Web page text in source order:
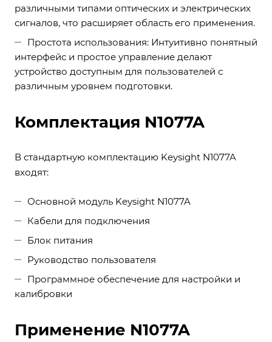
различными типами оптических и электрических
сигналов, что расширяет область его применения.
Простота использования: Интуитивно понятный
интерфейс и простое управление делают
устройство доступным для пользователей с
различным уровнем подготовки.
Комплектация N1077A
В стандартную комплектацию Keysight N1077A
входят:
Основной модуль Keysight N1077A
Кабели для подключения
Блок питания
Руководство пользователя
Программное обеспечение для настройки и
калибровки
Применение N1077A